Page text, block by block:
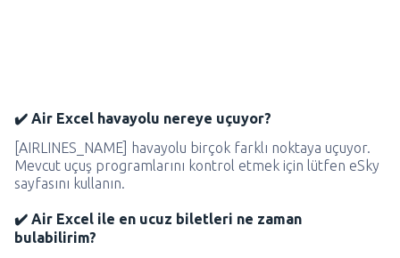
✔️ Air Excel havayolu nereye uçuyor?
[AIRLINES_NAME] havayolu birçok farklı noktaya uçuyor.
Mevcut uçuş programlarını kontrol etmek için lütfen eSky
sayfasını kullanın.
✔️ Air Excel ile en ucuz biletleri ne zaman
bulabilirim?